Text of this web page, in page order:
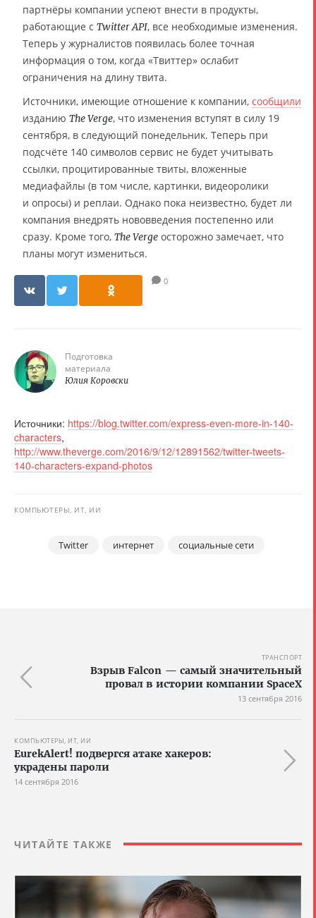
партнёры компании успеют внести в продукты,
работающие с Twitter API, все необходимые изменения.
Теперь у журналистов появилась более точная
информация о том, когда «Твиттер» ослабит
ограничения на длину твита.
Источники, имеющие отношение к компании, сообщили
изданию The Verge, что изменения вступят в силу 19
сентября, в следующий понедельник. Теперь при
подсчёте 140 символов сервис не будет учитывать
ссылки, процитированные твиты, вложенные
медиафайлы (в том числе, картинки, видеоролики
и опросы) и реплаи. Однако пока неизвестно, будет ли
компания внедрять нововведения постепенно или
сразу. Кроме того, The Verge осторожно замечает, что
планы могут измениться.
0
Подготовка
материала
Юлия Коровски
Источники: https://blog.twitter.com/express-even-more-in-140-
characters,
http://www.theverge.com/2016/9/12/12891562/twitter-tweets-
140-characters-expand-photos
КОМПЬЮТЕРЫ, ИТ, ИИ
Twitter интернет социальные сети
ТРАНСПОРТ
Взрыв Falcon — самый значительный
провал в истории компании SpaceX
13 сентября 2016
КОМПЬЮТЕРЫ, ИТ, ИИ
EurekAlert! подвергся атаке хакеров:
украдены пароли
14 сентября 2016
ЧИТАЙТЕ ТАКЖЕ